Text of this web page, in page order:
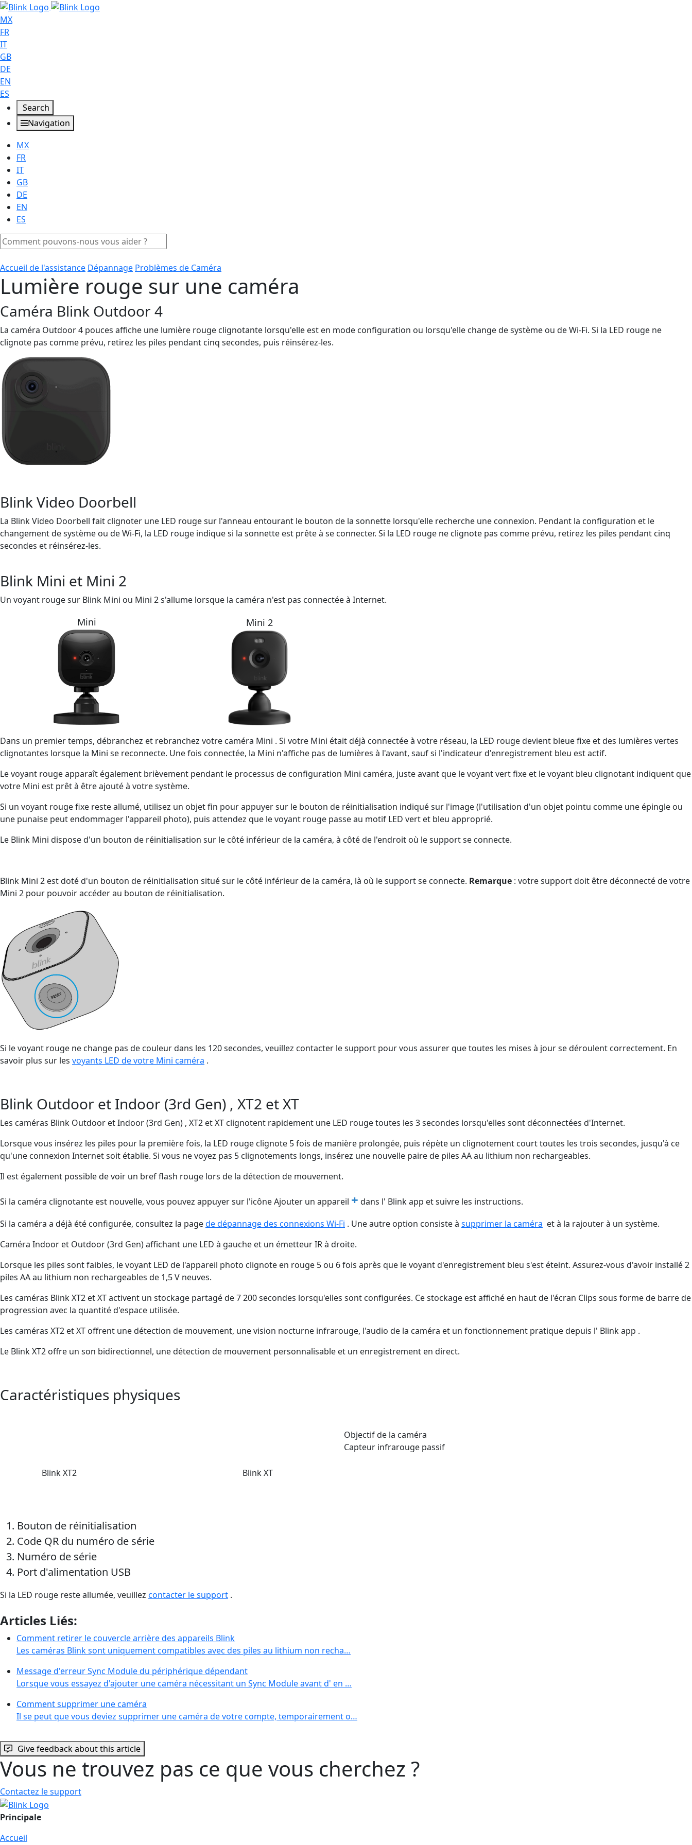
MX
FR
IT
GB
DE
EN
ES
Search
Navigation
MX
FR
IT
GB
DE
EN
ES
Accueil de l'assistance Dépannage Problèmes de Caméra
Lumière rouge sur une caméra
Caméra Blink Outdoor 4
La caméra Outdoor 4 pouces affiche une lumière rouge clignotante lorsqu'elle est en mode configuration ou lorsqu'elle change de système ou de Wi-Fi. Si la LED rouge ne
clignote pas comme prévu, retirez les piles pendant cinq secondes, puis réinsérez-les.
Blink Video Doorbell
La Blink Video Doorbell fait clignoter une LED rouge sur l'anneau entourant le bouton de la sonnette lorsqu'elle recherche une connexion. Pendant la configuration et le
changement de système ou de Wi-Fi, la LED rouge indique si la sonnette est prête à se connecter. Si la LED rouge ne clignote pas comme prévu, retirez les piles pendant cinq
secondes et réinsérez-les.
Blink Mini et Mini 2
Un voyant rouge sur Blink Mini ou Mini 2 s'allume lorsque la caméra n'est pas connectée à Internet.
Mini Mini 2
Dans un premier temps, débranchez et rebranchez votre caméra Mini . Si votre Mini était déjà connectée à votre réseau, la LED rouge devient bleue fixe et des lumières vertes
clignotantes lorsque la Mini se reconnecte. Une fois connectée, la Mini n'affiche pas de lumières à l'avant, sauf si l'indicateur d'enregistrement bleu est actif.
Le voyant rouge apparaît également brièvement pendant le processus de configuration Mini caméra, juste avant que le voyant vert fixe et le voyant bleu clignotant indiquent que
votre Mini est prêt à être ajouté à votre système.
Si un voyant rouge fixe reste allumé, utilisez un objet fin pour appuyer sur le bouton de réinitialisation indiqué sur l'image (l'utilisation d'un objet pointu comme une épingle ou
une punaise peut endommager l'appareil photo), puis attendez que le voyant rouge passe au motif LED vert et bleu approprié.
Le Blink Mini dispose d'un bouton de réinitialisation sur le côté inférieur de la caméra, à côté de l'endroit où le support se connecte.
Blink Mini 2 est doté d'un bouton de réinitialisation situé sur le côté inférieur de la caméra, là où le support se connecte. Remarque : votre support doit être déconnecté de votre
Mini 2 pour pouvoir accéder au bouton de réinitialisation.
Si le voyant rouge ne change pas de couleur dans les 120 secondes, veuillez contacter le support pour vous assurer que toutes les mises à jour se déroulent correctement. En
savoir plus sur les voyants LED de votre Mini caméra .
Blink Outdoor et Indoor (3rd Gen) , XT2 et XT
Les caméras Blink Outdoor et Indoor (3rd Gen) , XT2 et XT clignotent rapidement une LED rouge toutes les 3 secondes lorsqu'elles sont déconnectées d'Internet.
Lorsque vous insérez les piles pour la première fois, la LED rouge clignote 5 fois de manière prolongée, puis répète un clignotement court toutes les trois secondes, jusqu'à ce
qu'une connexion Internet soit établie. Si vous ne voyez pas 5 clignotements longs, insérez une nouvelle paire de piles AA au lithium non rechargeables.
Il est également possible de voir un bref flash rouge lors de la détection de mouvement.
Si la caméra clignotante est nouvelle, vous pouvez appuyer sur l'icône Ajouter un appareil + dans l' Blink app et suivre les instructions.
Si la caméra a déjà été configurée, consultez la pagede dépannage des connexions Wi-Fi ‍. Une autre option consiste à supprimer la caméra ‍ et à la rajouter à un système.
Caméra Indoor et Outdoor (3rd Gen) affichant une LED à gauche et un émetteur IR à droite.
Lorsque les piles sont faibles, le voyant LED de l'appareil photo clignote en rouge 5 ou 6 fois après que le voyant d'enregistrement bleu s'est éteint. Assurez-vous d'avoir installé 2
piles AA au lithium non rechargeables de 1,5 V neuves.
Les caméras Blink XT2 et XT activent un stockage partagé de 7 200 secondes lorsqu'elles sont configurées. Ce stockage est affiché en haut de l'écran Clips sous forme de barre de
progression avec la quantité d'espace utilisée.
Les caméras XT2 et XT offrent une détection de mouvement, une vision nocturne infrarouge, l'audio de la caméra et un fonctionnement pratique depuis l' Blink app .
Le Blink XT2 offre un son bidirectionnel, une détection de mouvement personnalisable et un enregistrement en direct.
Caractéristiques physiques
Objectif de la caméra
Capteur infrarouge passif
Blink XT2 Blink XT
Bouton de réinitialisation
Code QR du numéro de série
Numéro de série
Port d'alimentation USB
Si la LED rouge reste allumée, veuillez contacter le support .
Articles Liés:
Comment retirer le couvercle arrière des appareils Blink
Les caméras Blink sont uniquement compatibles avec des piles au lithium non recha…
Message d'erreur Sync Module du périphérique dépendant
Lorsque vous essayez d'ajouter une caméra nécessitant un Sync Module avant d' en …
Comment supprimer une caméra
Il se peut que vous deviez supprimer une caméra de votre compte, temporairement o…
Give feedback about this article
Vous ne trouvez pas ce que vous cherchez ?
Contactez le support
Principale
Accueil